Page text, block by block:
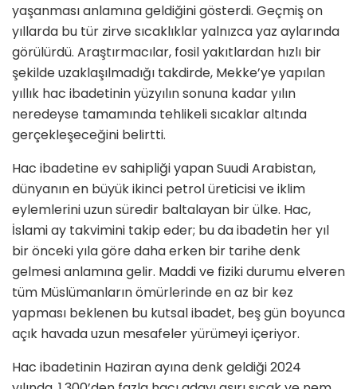
yaşanması anlamına geldiğini gösterdi. Geçmiş on
yıllarda bu tür zirve sıcaklıklar yalnızca yaz aylarında
görülürdü. Araştırmacılar, fosil yakıtlardan hızlı bir
şekilde uzaklaşılmadığı takdirde, Mekke’ye yapılan
yıllık hac ibadetinin yüzyılın sonuna kadar yılın
neredeyse tamamında tehlikeli sıcaklar altında
gerçekleşeceğini belirtti.
Hac ibadetine ev sahipliği yapan Suudi Arabistan,
dünyanın en büyük ikinci petrol üreticisi ve iklim
eylemlerini uzun süredir baltalayan bir ülke. Hac,
İslami ay takvimini takip eder; bu da ibadetin her yıl
bir önceki yıla göre daha erken bir tarihe denk
gelmesi anlamına gelir. Maddi ve fiziki durumu elveren
tüm Müslümanların ömürlerinde en az bir kez
yapması beklenen bu kutsal ibadet, beş gün boyunca
açık havada uzun mesafeler yürümeyi içeriyor.
Hac ibadetinin Haziran ayına denk geldiği 2024